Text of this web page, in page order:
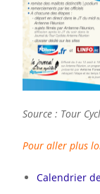
Source : Tour
Pour aller plus
Calendrier